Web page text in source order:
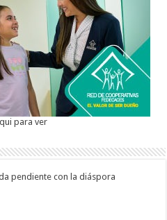
para ver
pendiente con la diáspora